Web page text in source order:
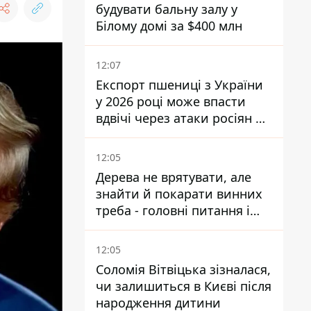
будувати бальну залу у
Білому домі за $400 млн
12:07
Експорт пшениці з України
у 2026 році може впасти
вдвічі через атаки росіян по
портах
12:05
Дерева не врятувати, але
знайти й покарати винних
треба - головні питання і
висновки з конфлікту на
Теремках
12:05
Соломія Вітвіцька зізналася,
чи залишиться в Києві після
народження дитини